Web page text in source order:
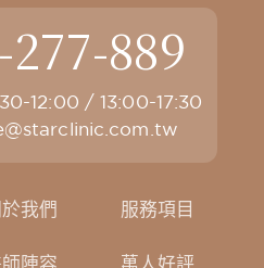
889
12:00 / 13:00-17:30
我們 服務項目
陣容 萬人好評